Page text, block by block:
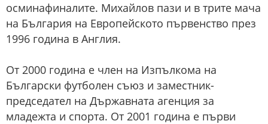
осминафиналите. Михайлов пази и в трите мача
на България на Европейското първенство през
1996 година в Англия.
От 2000 година е член на Изпълкома на
Български футболен съюз и заместник-
председател на Държавната агенция за
младежта и спорта. От 2001 година е първи